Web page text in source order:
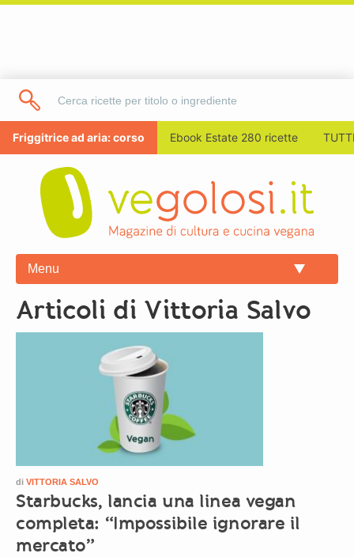
Friggitrice ad aria: corso Ebook Estate 280 ricette
Menu
Articoli di Vittoria Salvo
di VITTORIA SALVO
Starbucks, lancia una linea vegan
completa: “Impossibile ignorare il
mercato”